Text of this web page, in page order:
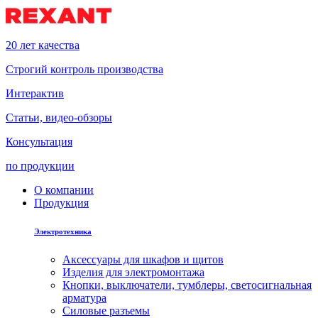
20 лет качества
Строгий контроль производства
Интерактив
Статьи, видео-обзоры
Консультация
по продукции
О компании
Продукция
Электротехника
Аксессуары для шкафов и щитов
Изделия для электромонтажа
Кнопки, выключатели, тумблеры, светосигнальная
арматура
Силовые разъемы